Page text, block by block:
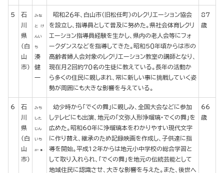
5
石
川
県
(白
山
市)
みな
と け
んい
ち
湊
健
一
昭和２６年、白山市（旧松任町）のレクリエーション協会
を設立し、指導員として普及に努めた。県社会体育レクリ
エーション指導員経験を生かし、県内の老人会等にフォ
ークダンスなどを指導してきた。昭和５０年頃からは市の
高齢者婦人会対象のレクリエーション教室の講師となり、
現在月２回約７０名の生徒に教えている。長年の活動か
ら多くの住民に親しまれ、常に新しい事に挑戦していく姿
勢が周囲にも大きな影響を与えている。
87
歳
6
石
川
県
(白
山
市)
みち
した
じん
いち
幼少時から「でくの舞」に親しみ、全国大会などに参加
しテレビにも出演、地元の「文弥人形浄瑠璃・でくの舞」を
広めた。昭和60年に浄瑠璃本をわかりやすい現代文字
に作り替え、継承のため記録映画を作成し、子供達に指
導を開始。平成12年からは地元小中学校の総合学習と
して取り入れられ、「でくの舞」を地元の伝統芸能として
地域住民に認識させ、大きな影響を与えた。また、後世へ
66
歳